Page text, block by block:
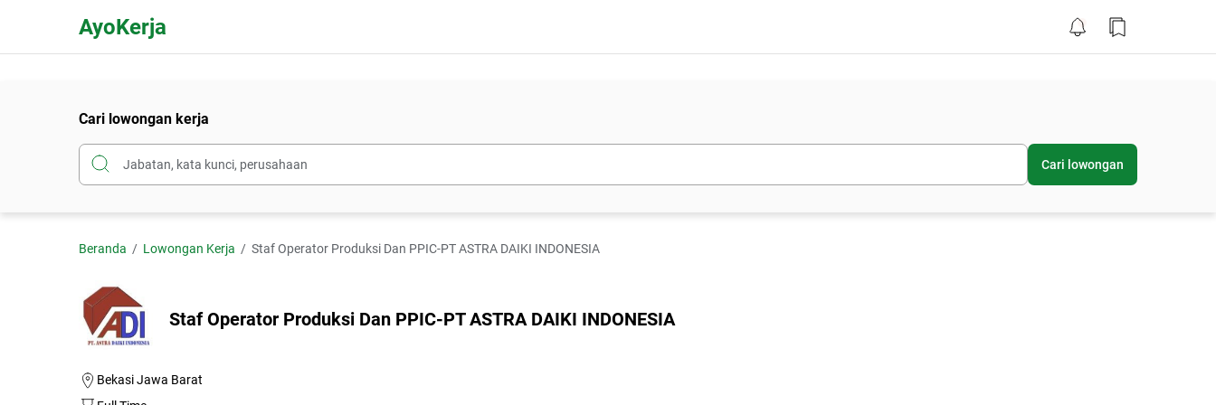
AyoKerja
Cari lowongan kerja
Cari lowongan
Beranda Lowongan Kerja Staf Operator Produksi Dan PPIC-PT ASTRA DAIKI INDONESIA
Staf Operator Produksi Dan PPIC-PT ASTRA DAIKI INDONESIA
Bekasi Jawa Barat